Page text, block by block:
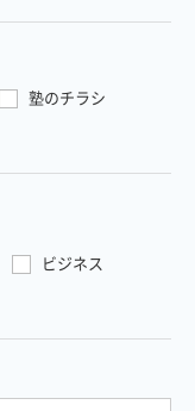
塾のチラシ
ビジネス